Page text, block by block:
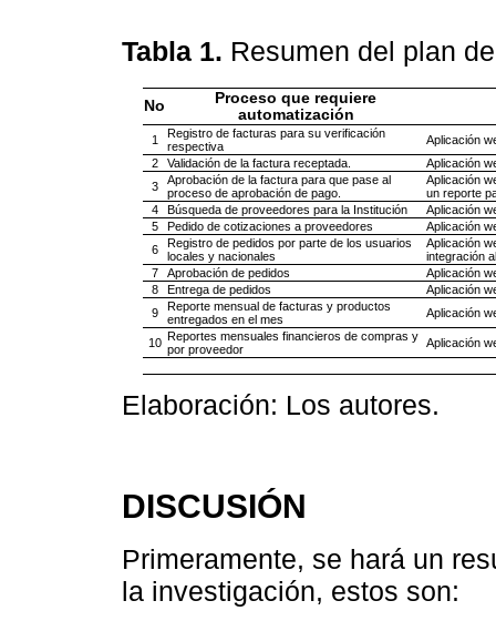
Tabla 1. Resumen del plan
No
Proceso que requiere
automatización
1
Registro de facturas para su verificación
respectiva
Aplicación
2
Validación de la factura receptada.
Aplicación
3
Aprobación de la factura para que pase al
proceso de aprobación de pago.
Aplicación
un reporte
4
Búsqueda de proveedores para la Institución
Aplicación
5
Pedido de cotizaciones a proveedores
Aplicación
6
Registro de pedidos por parte de los usuarios
locales y nacionales
Aplicación
integración
7
Aprobación de pedidos
Aplicación
8
Entrega de pedidos
Aplicación
9
Reporte mensual de facturas y productos
entregados en el mes
Aplicación
10
Reportes mensuales financieros de compras y
por proveedor
Aplicación
Elaboración: Los autores.
DISCUSIÓN
Primeramente, se hará un
la investigación, estos son: